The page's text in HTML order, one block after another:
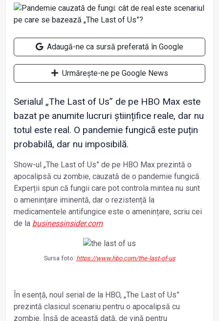
Adaugă-ne ca sursă preferată în Google
Urmărește-ne pe Google News
Serialul „The Last of Us” de pe HBO Max este
bazat pe anumite lucruri științifice reale, dar nu
totul este real. O pandemie fungică este puțin
probabilă, dar nu imposibilă.
Show-ul „The Last of Us” de pe HBO Max prezintă o
apocalipsă cu zombie, cauzată de o pandemie fungică.
Experții spun că fungii care pot controla mintea nu sunt
o amenințare iminentă, dar o rezistență la
medicamentele antifungice este o amenințare, scriu cei
de la businessinsider.com.
Sursa foto: https://www.hbo.com/the-last-of-us
În esență, noul serial de la HBO, „The Last of Us”
prezintă clasicul scenariu pentru o apocalipsă cu
zombie. Însă de această dată, de vină pentru